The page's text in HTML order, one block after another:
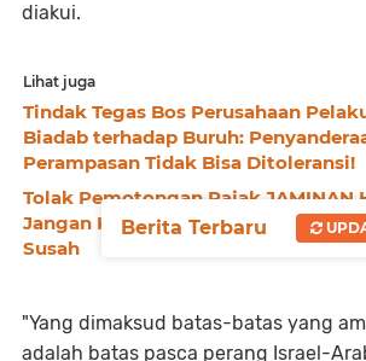
diakui.
Lihat juga
Tindak Tegas Bos Perusahaan
Biadab terhadap Buruh:
Perampasan Tidak Bisa Ditoleransi!
Tolak Pemotongan Pajak JAMINAN
Jangan Kurangi Hak Pekerja Saat
Susah
"Yang dimaksud batas-batas yang
adalah batas pasca perang Israel-
Berita Terbaru